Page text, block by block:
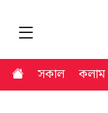
সকাল কলাম